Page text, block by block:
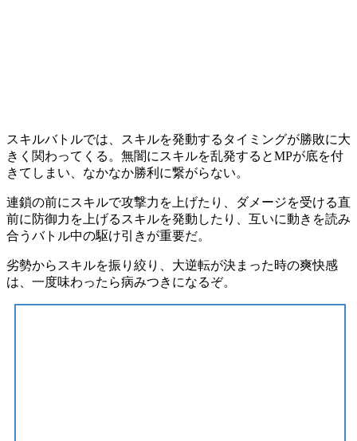
スキルバトルでは、 スキルを発動するタイミングが勝敗に大
きく関わってくる。無闇にスキルを乱発するとMPが底を付
きてしまい、なかなか勝利に繋がらない。
連鎖の前にスキルで攻撃力を上げたり、ダメージを受ける直
前に防御力を上げるスキルを発動したり、互いに動きを読み
合う バトル中の駆け引き が重要だ。
劣勢からスキルを振り絞り、 大逆転が決まった時の爽快感
は、一度味わったら病みつきになるぞ。